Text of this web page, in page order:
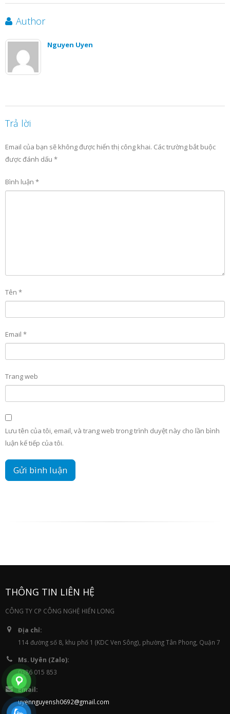
Author
Nguyen Uyen
Trả lời
Email của bạn sẽ không được hiển thị công khai. Các trường bắt buộc
được đánh dấu *
Bình luận *
Tên *
Email *
Trang web
Lưu tên của tôi, email, và trang web trong trình duyệt này cho lần bình
luận kế tiếp của tôi.
THÔNG TIN LIÊN HỆ
CÔNG TY CP CÔNG NGHỆ HIỂN LONG
Địa chỉ:
114 đường số 8, khu phố 1 (KDC Ven Sông), phường Tân Phong, Quận 7
Ms. Uyên (Zalo):
0386 015 853
Email:
uyennguyensh0692@gmail.com